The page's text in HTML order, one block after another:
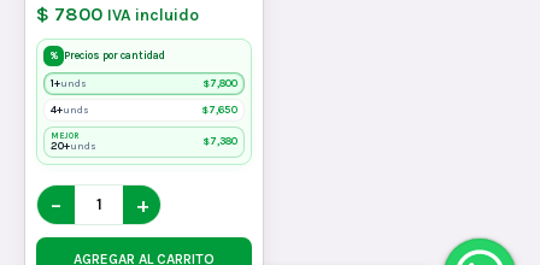
$ 7800 IVA incluido
% Precios por cantidad
1+unds $7,800
4+unds $7,650
MEJOR
20+unds $7,380
− +
AGREGAR AL CARRITO